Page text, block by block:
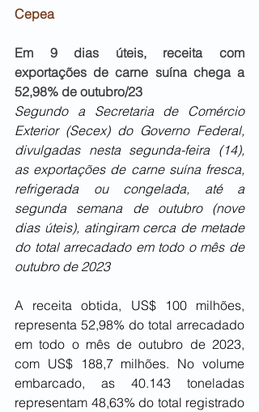
Cepea
Em 9 dias úteis, receita com
exportações de carne suína chega a
52,98% de outubro/23
Segundo a Secretaria de Comércio
Exterior (Secex) do Governo Federal,
divulgadas nesta segunda-feira (14),
as exportações de carne suína fresca,
refrigerada ou congelada, até a
segunda semana de outubro (nove
dias úteis), atingiram cerca de metade
do total arrecadado em todo o mês de
outubro de 2023
A receita obtida, US$ 100 milhões,
representa 52,98% do total arrecadado
em todo o mês de outubro de 2023,
com US$ 188,7 milhões. No volume
embarcado, as 40.143 toneladas
representam 48,63% do total registrado